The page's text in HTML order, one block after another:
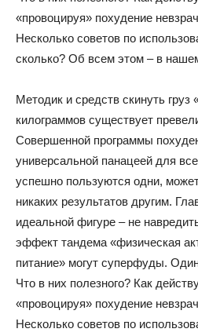
«провоцируя» похудение
Несколько советов по
сколько? Об всем этом – в
Методик и средств скинуть
килограммов существует
Совершенной программы
универсальной панацеей для
успешно пользуются одни,
никаких результатов другим.
идеальной фигуре – не
эффект тандема «физическая
питание» могут суперфуды.
Что в них полезного? Как
«провоцируя» похудение
Несколько советов по